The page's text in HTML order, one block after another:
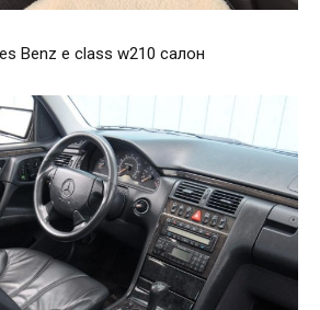
Benz e class w210 салон